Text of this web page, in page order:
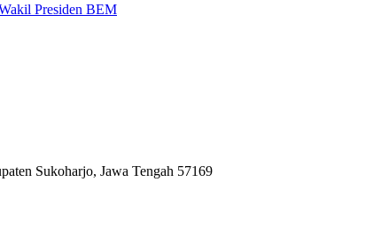
Presiden BEM
Sukoharjo, Jawa Tengah 57169